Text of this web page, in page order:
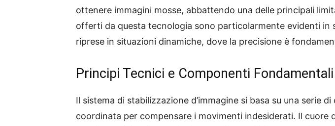
ottenere immagini mosse, abbattendo una delle principali
offerti da questa tecnologia sono particolarmente evidenti in
riprese in situazioni dinamiche, dove la precisione è
Principi Tecnici e Componenti Fondamentali
Il sistema di stabilizzazione d’immagine si basa su una serie
coordinata per compensare i movimenti indesiderati. Il